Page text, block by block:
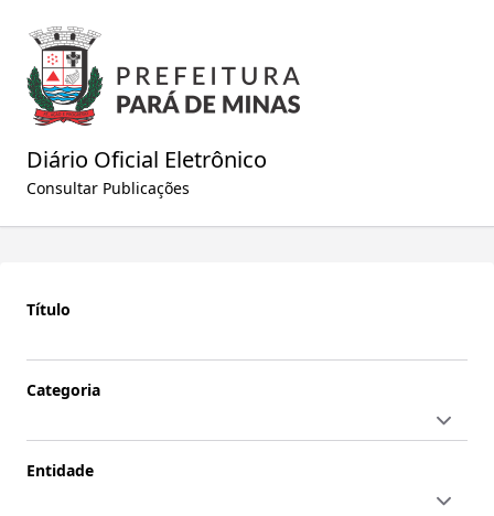
Diário Oficial Eletrônico
Consultar Publicações
Título
Categoria
Entidade